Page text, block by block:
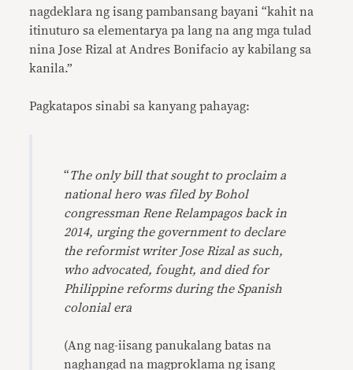
nagdeklara ng isang pambansang bayani “kahit na
itinuturo sa elementarya pa lang na ang mga tulad
nina Jose Rizal at Andres Bonifacio ay kabilang sa
kanila.”
Pagkatapos sinabi sa kanyang pahayag:
“The only bill that sought to proclaim a
national hero was filed by Bohol
congressman Rene Relampagos back in
2014, urging the government to declare
the reformist writer Jose Rizal as such,
who advocated, fought, and died for
Philippine reforms during the Spanish
colonial era
(Ang nag-iisang panukalang batas na
naghangad na magproklama ng isang